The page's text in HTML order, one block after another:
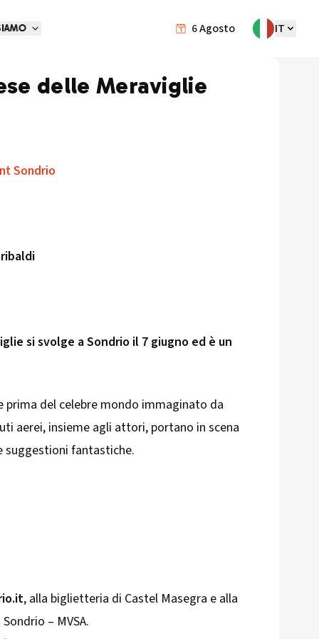
6Agosto IT
delle Meraviglie
Sondrio
si svolge a Sondrio il 7 giugno ed è un
del celebre mondo immaginato da
aerei, insieme agli attori, portano in scena
fantastiche.
, alla biglietteria di Castel Masegra e alla
– MVSA.